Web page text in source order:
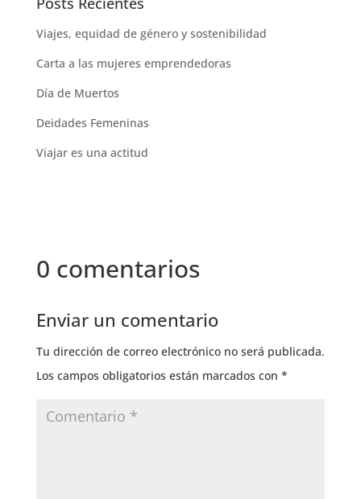
Viajes, equidad de género y sostenibilidad
Carta a las mujeres emprendedoras
Día de Muertos
Deidades Femeninas
Viajar es una actitud
0 comentarios
Enviar un comentario
Tu dirección de correo electrónico no será publicada.
Los campos obligatorios están marcados con *